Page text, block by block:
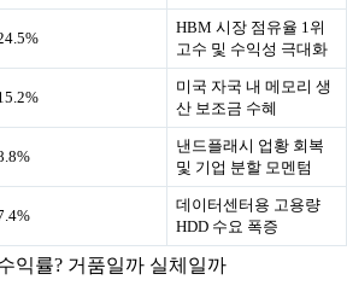
HBM 시장 점유율 1위
고수 및 수익성 극대화
미국 자국 내 메모리 생
산 보조금 수혜
낸드플래시 업황 회복
및 기업 분할 모멘텀
데이터센터용 고용량
HDD 수요 폭증
익률? 거품일까 실체일까